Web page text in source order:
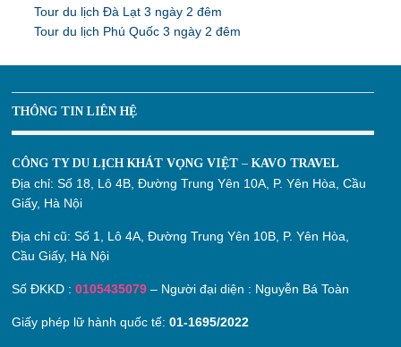
Tour du lịch Đà Lạt 3 ngày 2 đêm
Tour du lịch Phú Quốc 3 ngày 2 đêm
THÔNG TIN LIÊN HỆ
CÔNG TY DU LỊCH KHÁT VỌNG VIỆT – KAVO TRAVEL
Địa chỉ:Số 18, Lô 4B, Đường Trung Yên 10A, P. Yên Hòa, Cầu
Giấy, Hà Nội
Địa chỉ cũ:Số 1, Lô 4A, Đường Trung Yên 10B, P. Yên Hòa,
Cầu Giấy, Hà Nội
Số ĐKKD :0105435079 – Người đại diện : Nguyễn Bá Toàn
Giấy phép lữ hành quốc tế:01-1695/2022